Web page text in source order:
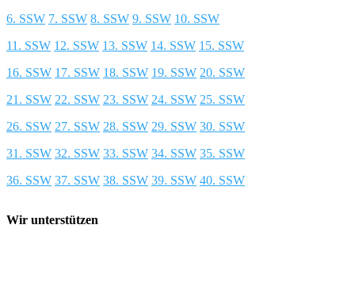
6. SSW 7. SSW 8. SSW 9. SSW 10. SSW
11. SSW 12. SSW 13. SSW 14. SSW 15. SSW
16. SSW 17. SSW 18. SSW 19. SSW 20. SSW
21. SSW 22. SSW 23. SSW 24. SSW 25. SSW
26. SSW 27. SSW 28. SSW 29. SSW 30. SSW
31. SSW 32. SSW 33. SSW 34. SSW 35. SSW
36. SSW 37. SSW 38. SSW 39. SSW 40. SSW
Wir unterstützen